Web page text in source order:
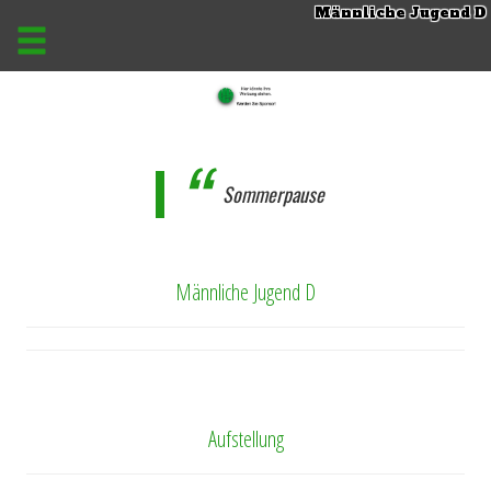
Männliche Jugend D
Sommerpause
Männliche Jugend D
Aufstellung